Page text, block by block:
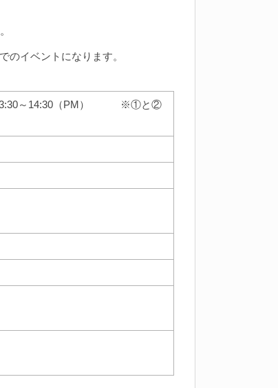
のイベントになります。
～14:30（PM） ※①と②